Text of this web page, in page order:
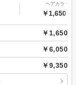
ヘアカラー
￥1,650～
￥1,650
￥6,050
￥9,350